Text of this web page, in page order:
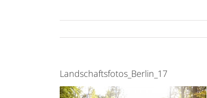
Landschaftsfotos_Berlin_17